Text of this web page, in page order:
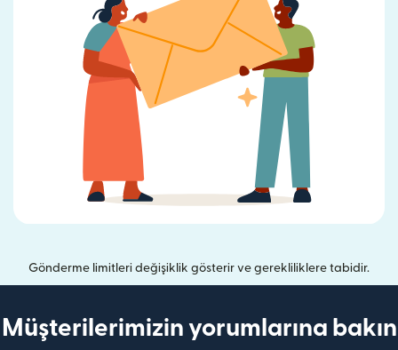
Gönderme limitleri değişiklik gösterir ve gerekliliklere tabidir.
Müşterilerimizin yorumlarına bakın